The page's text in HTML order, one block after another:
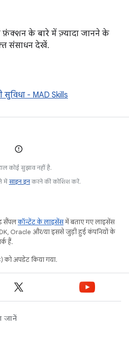
के बारे में ज़्यादा जानने के
संसाधन देखें.
- MAD Skills
कोई सुझाव नहीं है.
मेंसाइन इनकरने की कोशिश करें.
सैंपलकॉन्टेंट के लाइसेंसमें बताए गए लाइसेंस
Oracle और/या इससे जुड़ी हुई कंपनियों के
हैं.
को अपडेट किया गया.
जानें